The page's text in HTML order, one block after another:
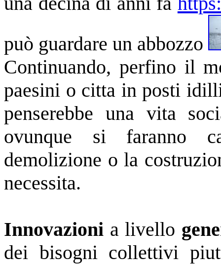
può guardare un abbozzo
Continuando, perfino il
paesini o citta in posti
penserebbe una vita
ovunque si faranno
demolizione o la
necessita.
Innovazioni a livello
dei bisogni collettivi